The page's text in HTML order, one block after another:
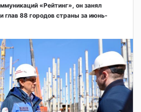
«Рейтинг», он занял
глав 88 городов страны за июнь-